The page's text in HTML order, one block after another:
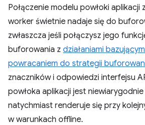
Połączenie modelu powłoki aplikacji
worker świetnie nadaje się do
zwłaszcza jeśli połączysz jego
buforowania z działaniami
powracaniem do strategii
znaczników i odpowiedzi interfejsu
powłoka aplikacji jest
natychmiast renderuje się przy
w warunkach offline.